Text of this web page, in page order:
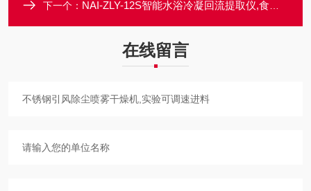
下一个： NAI-ZLY-12S智能水浴冷凝回流提取仪,食品安全国家标准
在线留言